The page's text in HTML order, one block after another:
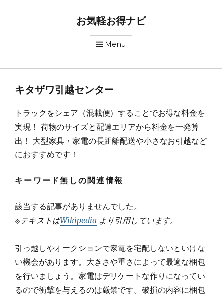
お気軽お得ナビ
Menu
キタザワ引越センター
トラックをシェア（混載便）することでお得な料金を
実現！ 荷物のサイズと配達エリアから料金を一発算
出！ 大型家具・家電の長距離配送や小さなお引越など
におすすめです！
キーワード無しの関連情報
該当する記事がありませんでした。
※テキストはWikipedia より引用しています。
引っ越しやオークションで家電を宅配しないといけな
い機会があります。大きさや重さによって最適な梱包
を行いましょう。家電はデリケートな作りになってい
るので衝撃を与えるのは厳禁です。破損の内容に梱包